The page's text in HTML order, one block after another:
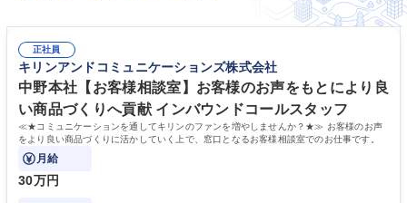
正社員
キリンアンドコミュニケーションズ株式会社
中野本社【お客様相談室】お客様のお声をもとにより良
い商品づくりへ貢献 インバウンドコールスタッフ
≪★コミュニケーションを通してキリンのファンを増やしませんか？★≫ お客様のお声
をより良い商品づくりに活かしていく上で、窓口となるお客様相談室でのお仕事です。
月給
30万円